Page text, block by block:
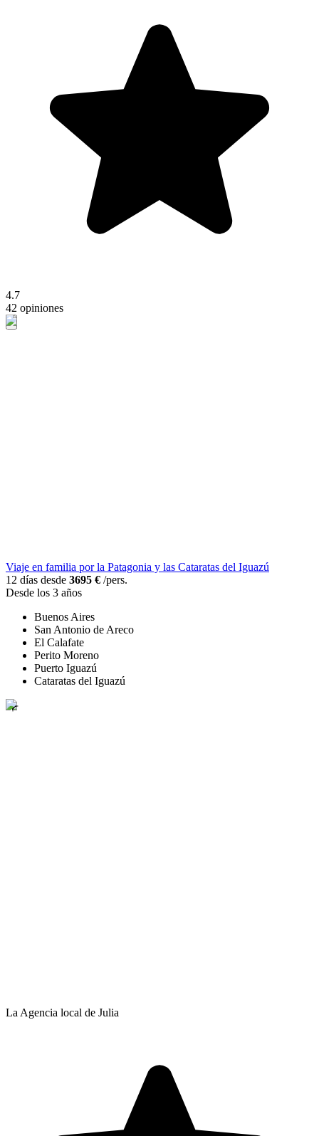
4.7
42 opiniones
Viaje en familia por la Patagonia y las Cataratas del Iguazú
12 días desde 3695 € /pers.
Desde los 3 años
Buenos Aires
San Antonio de Areco
El Calafate
Perito Moreno
Puerto Iguazú
Cataratas del Iguazú
La Agencia local de Julia